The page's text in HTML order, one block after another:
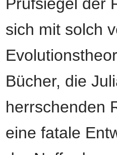
sich mit solch
Bücher, die
herrschenden
eine fatale